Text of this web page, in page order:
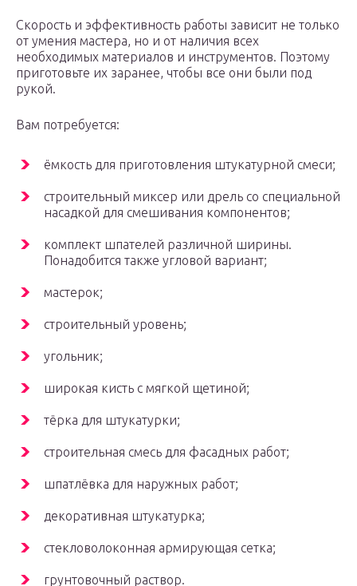
Скорость и эффективность работы зависит не только
от умения мастера, но и от наличия всех
необходимых материалов и инструментов. Поэтому
приготовьте их заранее, чтобы все они были под
рукой.
Вам потребуется:
ёмкость для приготовления штукатурной смеси;
строительный миксер или дрель со специальной
насадкой для смешивания компонентов;
комплект шпателей различной ширины.
Понадобится также угловой вариант;
мастерок;
строительный уровень;
угольник;
широкая кисть с мягкой щетиной;
тёрка для штукатурки;
строительная смесь для фасадных работ;
шпатлёвка для наружных работ;
декоративная штукатурка;
стекловолоконная армирующая сетка;
грунтовочный раствор.